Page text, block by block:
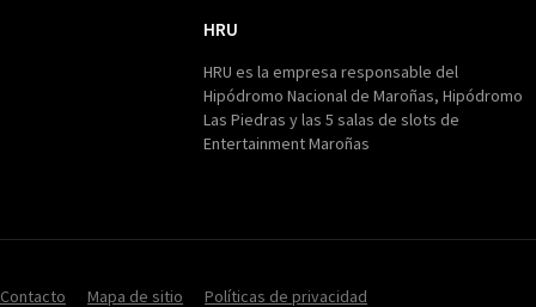
HRU
HRU es la empresa responsable del
Hipódromo Nacional de Maroñas, Hipódromo
Las Piedras y las 5 salas de slots de
Entertainment Maroñas
Contacto Mapa de sitio Políticas de privacidad